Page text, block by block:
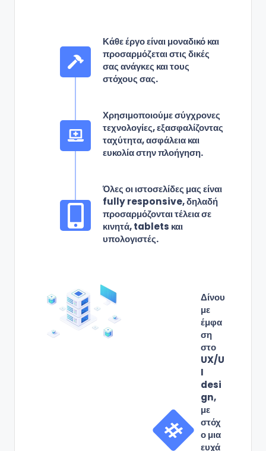
Κάθε έργο είναι μοναδικό και
προσαρμόζεται στις δικές
σας ανάγκες και τους
στόχους σας.
Χρησιμοποιούμε σύγχρονες
τεχνολογίες, εξασφαλίζοντας
ταχύτητα, ασφάλεια και
ευκολία στην πλοήγηση.
Όλες οι ιστοσελίδες μας είναι
fully responsive, δηλαδή
προσαρμόζονται τέλεια σε
κινητά, tablets και
υπολογιστές.
Δίνου
με
έμφα
ση
στο
UX/U
I
desi
gn,
με
στόχ
ο μια
ευχά